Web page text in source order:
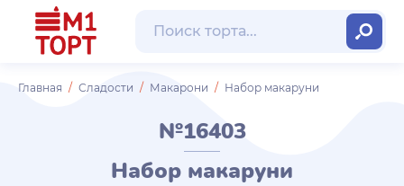
Главная Сладости Макарони Набор макаруни
№16403
Набор макаруни